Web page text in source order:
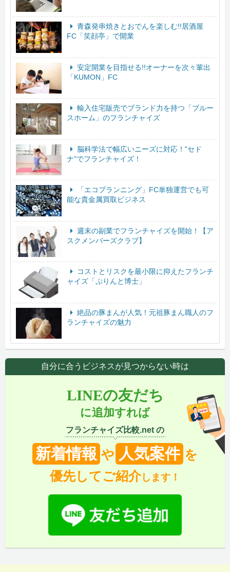
青森発串焼きとおでんを楽しむ!!居酒屋
FC「笑顔亭」で開業
安定開業を目指せる!!オーナーを次々輩出
「KUMON」FC
輸入住宅販売でブランド力を持つ「ブルー
スホーム」のフランチャイズ
脳科学法で幅広いニーズに対応！"セド
ナ"でフランチャイズ！
「エコプランニング」FC単独運営でも可
能な貴金属買取ビジネス
週末の副業でフランチャイズを開始！【ア
スクメンバーズクラブ】
コストとリスクを最小限に抑えたフランチ
ャイズ「ぷりんと博士」
絶品の豚まんが人気！元祖豚まん職人のフ
ランチャイズの魅力
自分に合うビジネスが見つからない時は
LINEの友だち
に追加すれば
フランチャイズ比較.net の
新着情報 や 人気案件 を
優先してご紹介します！